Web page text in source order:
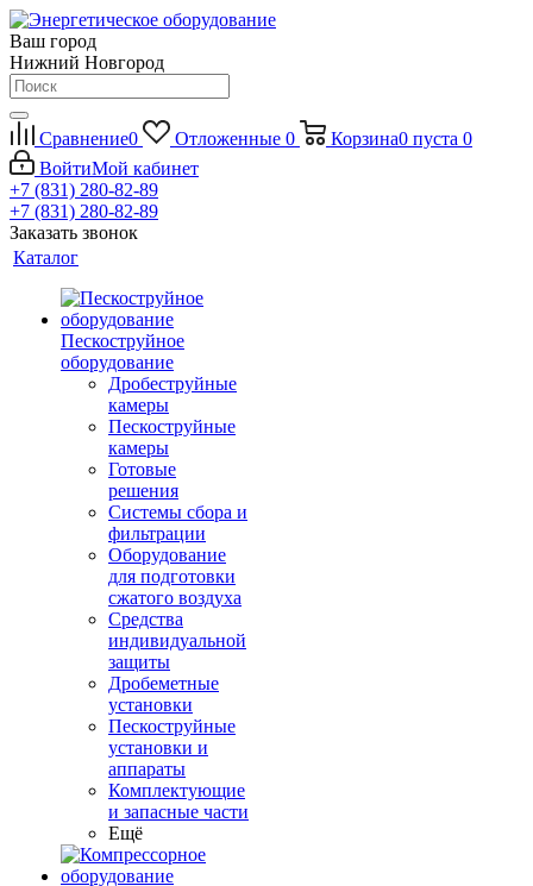
Ваш город
Нижний Новгород
Сравнение0 Отложенные 0 Корзина0 пуста 0
ВойтиМой кабинет
+7 (831) 280-82-89
+7 (831) 280-82-89
Заказать звонок
Каталог
Пескоструйное
оборудование
Дробеструйные
камеры
Пескоструйные
камеры
Готовые
решения
Системы сбора и
фильтрации
Оборудование
для подготовки
сжатого воздуха
Средства
индивидуальной
защиты
Дробеметные
установки
Пескоструйные
установки и
аппараты
Комплектующие
и запасные части
Ещё